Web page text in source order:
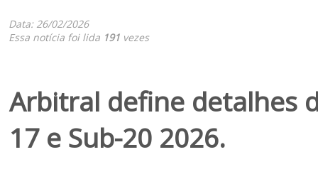
Data: 26/02/2026
Essa notícia foi lida 191 vezes
Arbitral define detalhes
17 e Sub-20 2026.